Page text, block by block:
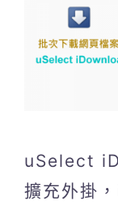
uSelect
擴充外掛